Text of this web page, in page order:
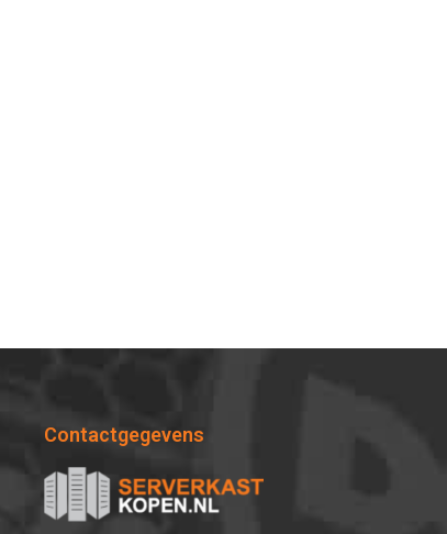
Contactgegevens